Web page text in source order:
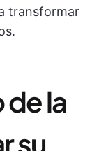
transformar
de la
su